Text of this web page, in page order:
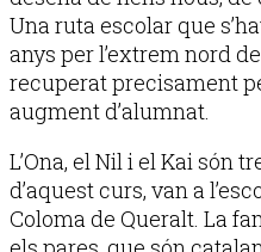
Una ruta escolar que
anys per l’extrem nord
recuperat precisament
augment d’alumnat.
L’Ona, el Nil i el Kai són
d’aquest curs, van a
Coloma de Queralt. La